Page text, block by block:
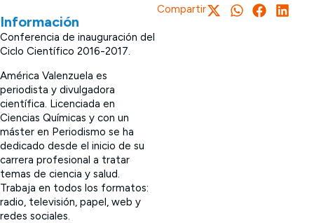
Información
Conferencia de inauguración del
Ciclo Científico 2016-2017.
América Valenzuela es
periodista y divulgadora
científica. Licenciada en
Ciencias Químicas y con un
máster en Periodismo se ha
dedicado desde el inicio de su
carrera profesional a tratar
temas de ciencia y salud.
Trabaja en todos los formatos:
radio, televisión, papel, web y
redes sociales.
Compartir